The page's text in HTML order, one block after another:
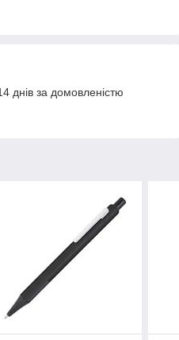
днів за домовленістю